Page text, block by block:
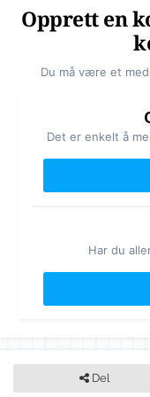
Opprett en
Du må være et
Det er enkelt å
Har du
Del